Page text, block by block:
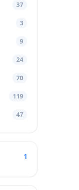
37
3
9
24
70
119
47
1